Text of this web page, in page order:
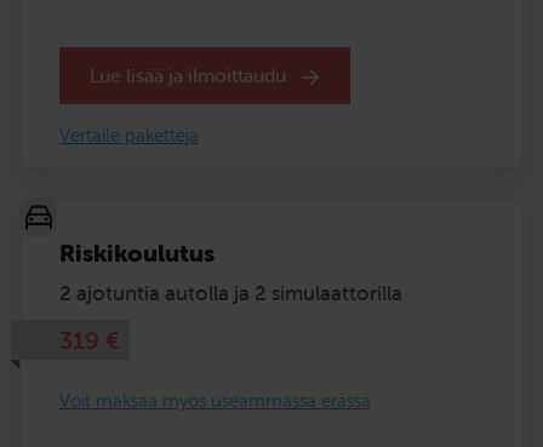
Lue lisää ja ilmoittaudu
Vertaile paketteja
Riskikoulutus
2 ajotuntia autolla ja 2 simulaattorilla
319 €
Voit maksaa myös useammassa erässä